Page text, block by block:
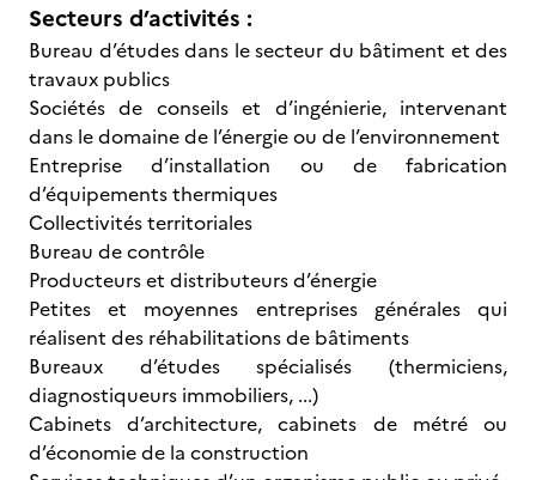
Secteurs d’activités :
Bureau d’études dans le secteur du bâtiment et des
travaux publics
Sociétés de conseils et d’ingénierie, intervenant
dans le domaine de l’énergie ou de l’environnement
Entreprise d’installation ou de fabrication
d’équipements thermiques
Collectivités territoriales
Bureau de contrôle
Producteurs et distributeurs d’énergie
Petites et moyennes entreprises générales qui
réalisent des réhabilitations de bâtiments
Bureaux d’études spécialisés (thermiciens,
diagnostiqueurs immobiliers, ...)
Cabinets d’architecture, cabinets de métré ou
d’économie de la construction